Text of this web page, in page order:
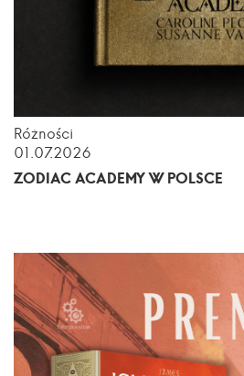
Różności
01.07.2026
ZODIAC ACADEMY W POLSCE